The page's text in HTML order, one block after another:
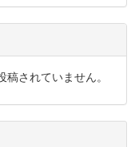
されていません。